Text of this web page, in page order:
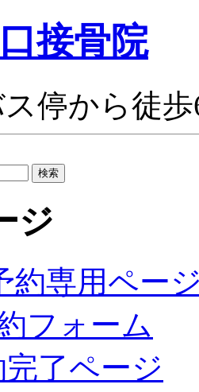
接骨院
停から徒
ジ
約専用ペー
フォーム
了ページ